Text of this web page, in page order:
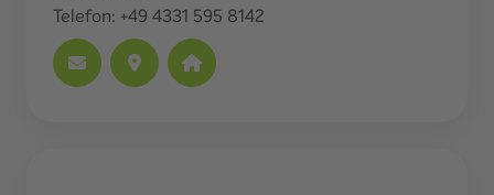
Telefon: +49 4331 595 8142